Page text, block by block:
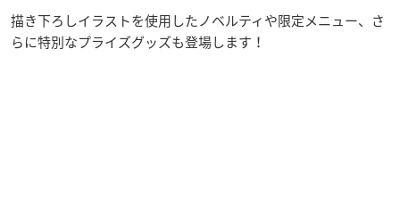
描き下ろしイラストを使用したノベルティや限定メニュー、さ
らに特別なプライズグッズも登場します！